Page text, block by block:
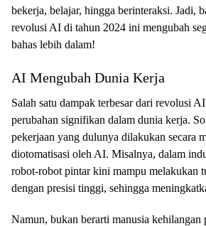
bekerja, belajar, hingga berinteraksi. Jadi,
revolusi AI di tahun 2024 ini mengubah
bahas lebih dalam!
AI Mengubah Dunia Kerja
Salah satu dampak terbesar dari revolusi
perubahan signifikan dalam dunia kerja.
pekerjaan yang dulunya dilakukan secara
diotomatisasi oleh AI. Misalnya, dalam
robot-robot pintar kini mampu melakukan
dengan presisi tinggi, sehingga
Namun, bukan berarti manusia